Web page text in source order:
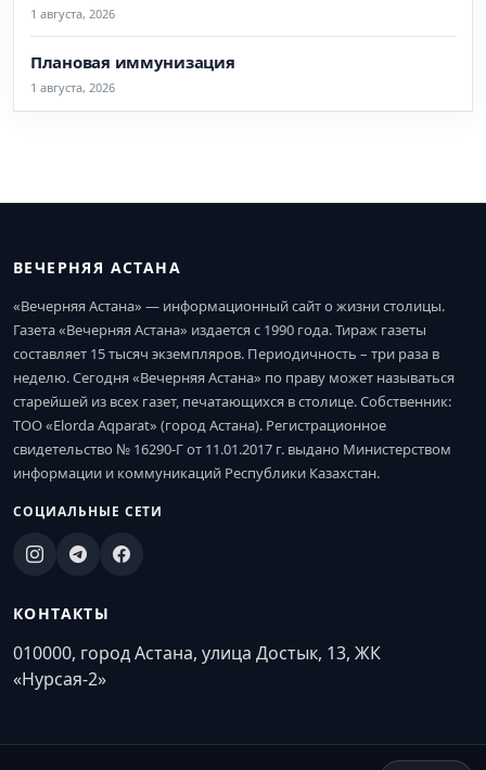
1 августа, 2026
Плановая иммунизация
1 августа, 2026
ВЕЧЕРНЯЯ АСТАНА
«Вечерняя Астана» — информационный сайт о жизни столицы.
Газета «Вечерняя Астана» издается с 1990 года. Тираж газеты
составляет 15 тысяч экземпляров. Периодичность – три раза в
неделю. Сегодня «Вечерняя Астана» по праву может называться
старейшей из всех газет, печатающихся в столице. Собственник:
ТОО «Elorda Aqparat» (город Астана). Регистрационное
свидетельство № 16290-Г от 11.01.2017 г. выдано Министерством
информации и коммуникаций Республики Казахстан.
СОЦИАЛЬНЫЕ СЕТИ
КОНТАКТЫ
010000, город Астана, улица Достык, 13, ЖК
«Нурсая-2»